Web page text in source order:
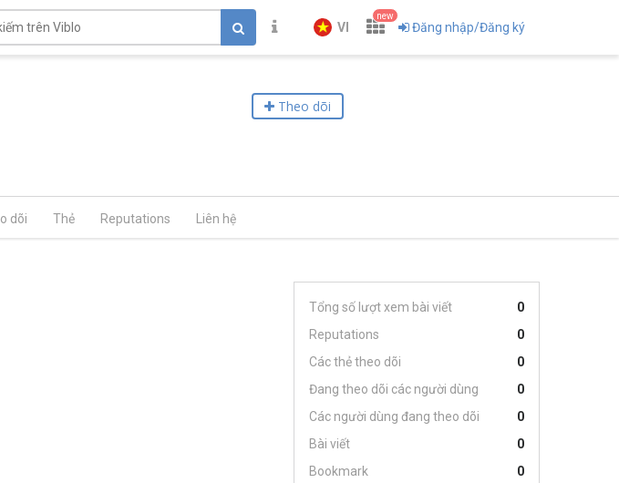
VI
new
Đăng nhập/Đăng ký
Theo dõi
dõi Thẻ Reputations Liên hệ
Tổng số lượt xem bài viết
0
Reputations
0
Các thẻ theo dõi
0
Đang theo dõi các người dùng
0
Các người dùng đang theo dõi
0
Bài viết
0
Bookmark
0